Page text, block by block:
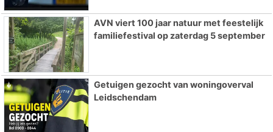
AVN viert 100 jaar natuur met feestelijk
familiefestival op zaterdag 5 september
Getuigen gezocht van woningoverval
Leidschendam